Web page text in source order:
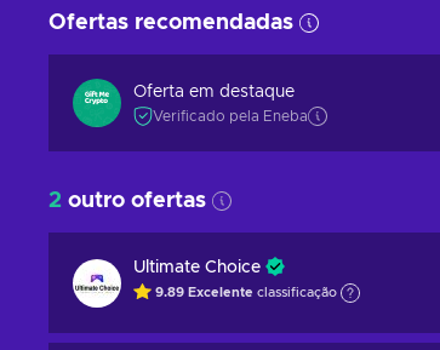
Ofertas recomendadas
Oferta em destaque
Verificado pela Eneba
2 outro ofertas
Ultimate Choice
9.89 Excelente classificação